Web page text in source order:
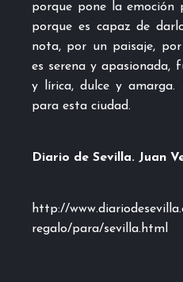
porque pone la emoción
porque es capaz de
nota, por un paisaje,
es serena y apasionada,
y lírica, dulce y amarga.
para esta ciudad.
Diario de Sevilla. Juan
http://
regalo/para/sevilla.html